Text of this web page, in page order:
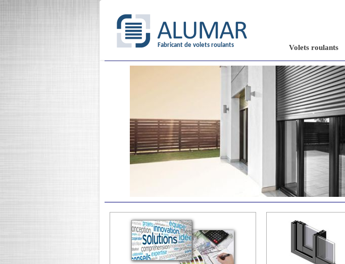
Volets roulants
Fabricant de volets roulants